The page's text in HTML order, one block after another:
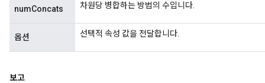
numConcats 차원당 병합하는 방법의 수입니다.
옵션 선택적 속성 값을 전달합니다.
보고